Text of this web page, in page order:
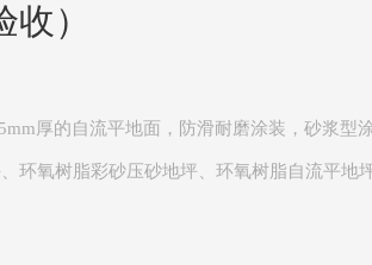
）
厚的自流平地面，防滑耐磨涂装，砂浆型
环氧树脂彩砂压砂地坪、环氧树脂自流平地